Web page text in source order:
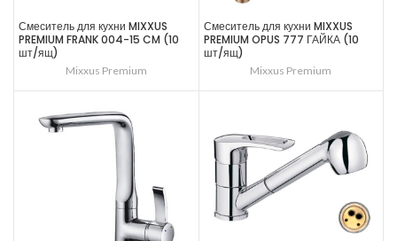
Смеситель для кухни MIXXUS
PREMIUM FRANK 004-15 CM (10
шт/ящ)
Mixxus Premium
Смеситель для кухни MIXXUS
PREMIUM OPUS 777 ГАЙКА (10
шт/ящ)
Mixxus Premium